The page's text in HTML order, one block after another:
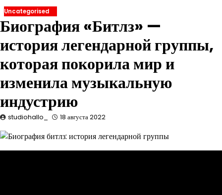
Uncategorised
Биография «Битлз» —
история легендарной группы,
которая покорила мир и
изменила музыкальную
индустрию
studiohallo_ 18 августа 2022